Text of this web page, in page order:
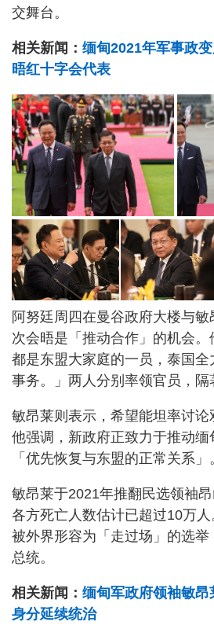
交舞台。
相关新闻： 缅甸2021年军事政
晤红十字会代表
阿努廷周四在曼谷政府大楼与
次会晤是「推动合作」的机会
都是东盟大家庭的一员，泰国全
事务。」两人分别率领官员，隔
敏昂莱则表示，希望能坦率讨论
他强调，新政府正致力于推动
「优先恢复与东盟的正常关系」
敏昂莱于2021年推翻民选领袖
各方死亡人数估计已超过10万
被外界形容为「走过场」的选举
总统。
相关新闻： 缅甸军政府领袖敏
身分延续统治